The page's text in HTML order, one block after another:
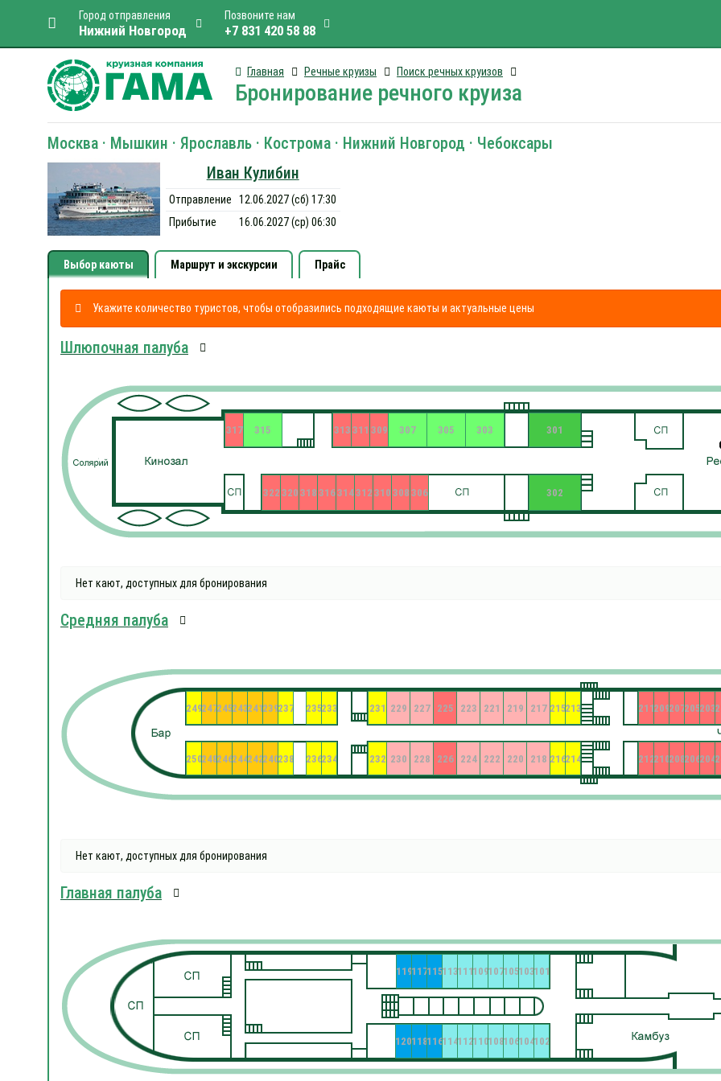
Город отправления
Нижний Новгород
Позвоните нам
+7 831 420 58 88
Главная Речные круизы Поиск речных круизов
Бронирование речного круиза
Москва · Мышкин · Ярославль · Кострома · Нижний Новгород · Чебоксары
Иван Кулибин
Отправление
12.06.2027 (сб) 17:30
Прибытие
16.06.2027 (ср) 06:30
Выбор каюты Маршрут и экскурсии Прайс
Укажите количество туристов, чтобы отобразились подходящие каюты и актуальные цены
Шлюпочная палуба
301
302
303
305
306
307
308
309
310
311
312
313
314
315
316
317
318
320
322
Нет кают, доступных для бронирования
Средняя палуба
203
204
205
206
207
208
209
210
211
212
213
214
215
216
217
218
219
220
221
222
223
224
225
226
227
228
229
230
231
232
233
234
235
236
237
238
239
240
241
242
243
244
245
246
247
248
249
250
Нет кают, доступных для бронирования
Главная палуба
101
102
103
104
105
106
107
108
109
110
111
112
113
114
115
116
117
118
119
120